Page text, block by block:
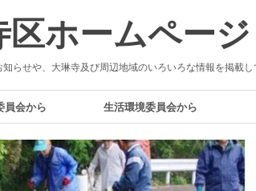
区ホームページ
らせや、大琳寺及び周辺地域のいろいろな情報を掲載し
員会から 生活環境委員会から